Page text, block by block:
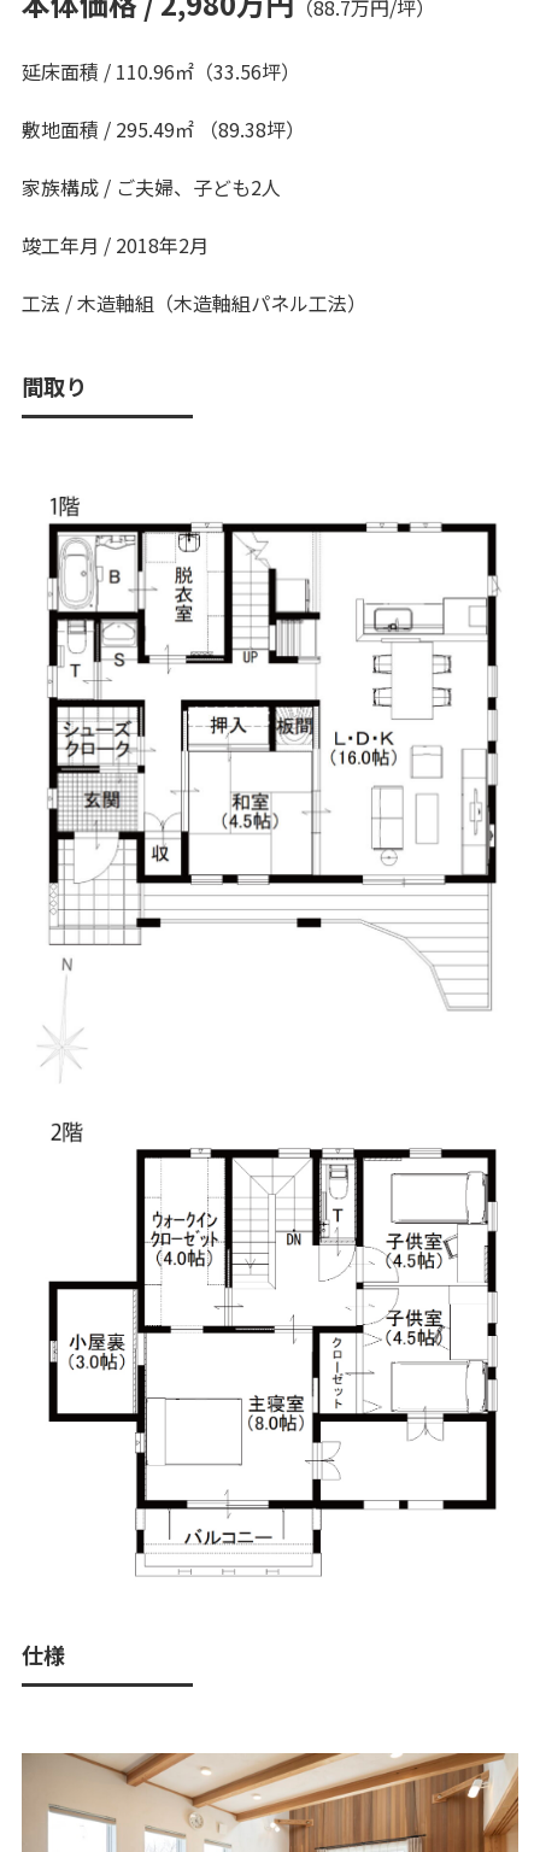
（88.7万円/坪）
延床面積 / 110.96㎡（33.56坪）
敷地面積 / 295.49㎡ （89.38坪）
家族構成 / ご夫婦、子ども2人
竣工年月 / 2018年2月
工法 / 木造軸組（木造軸組パネル工法）
間取り
仕様